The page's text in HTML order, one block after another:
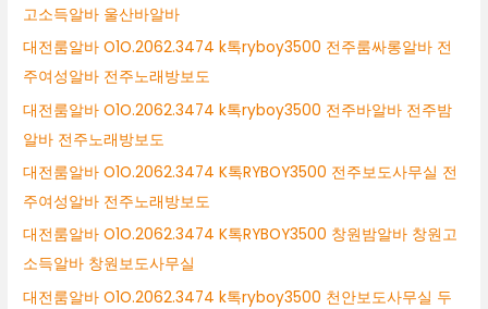
고소득알바 울산바알바
대전룸알바 O1O.2062.3474 k톡ryboy3500 전주룸싸롱알바 전
주여성알바 전주노래방보도
대전룸알바 O1O.2062.3474 k톡ryboy3500 전주바알바 전주밤
알바 전주노래방보도
대전룸알바 O1O.2062.3474 K톡RYBOY3500 전주보도사무실 전
주여성알바 전주노래방보도
대전룸알바 O1O.2062.3474 K톡RYBOY3500 창원밤알바 창원고
소득알바 창원보도사무실
대전룸알바 O1O.2062.3474 k톡ryboy3500 천안보도사무실 두